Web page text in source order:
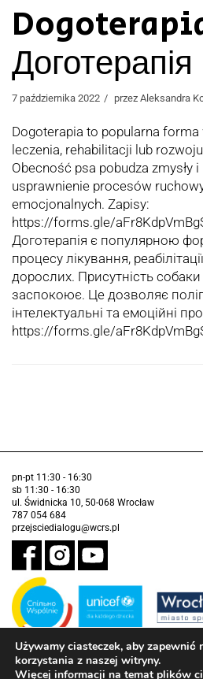
Доготерапія
7 października 2022 przez Aleksandra
Dogoterapia to popularna
leczenia, rehabilitacji lub
Obecność psa pobudza zmysły
usprawnienie procesów
emocjonalnych. Zapisy:
https://forms.gle/
Доготерапія є популярною
процесу лікування,
дорослих. Присутність
заспокоює. Це дозволяє
інтелектуальні та емоційні
https://forms.gle/
pn-pt 11:30 - 16:30
sb 11:30 - 16:30
ul. Świdnicka 10, 50-068 Wrocław
787 054 684
przejsciedialogu@wcrs.pl
Zadanie realizowane ze środków Gminy
Funduszem Narodów Zjednoczonych na
Używamy ciasteczek, aby zapewnić
korzystania z naszej witryny.
Więcej informacji na temat plików